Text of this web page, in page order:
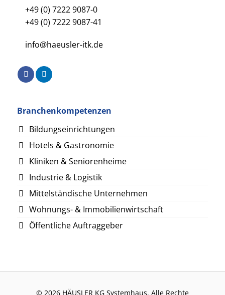
+49 (0) 7222 9087-0
+49 (0) 7222 9087-41
info@haeusler-itk.de
Branchenkompetenzen
Bildungseinrichtungen
Hotels & Gastronomie
Kliniken & Seniorenheime
Industrie & Logistik
Mittelständische Unternehmen
Wohnungs- & Immobilienwirtschaft
Öffentliche Auftraggeber
© 2026 HÄUSLER KG Systemhaus. Alle Rechte